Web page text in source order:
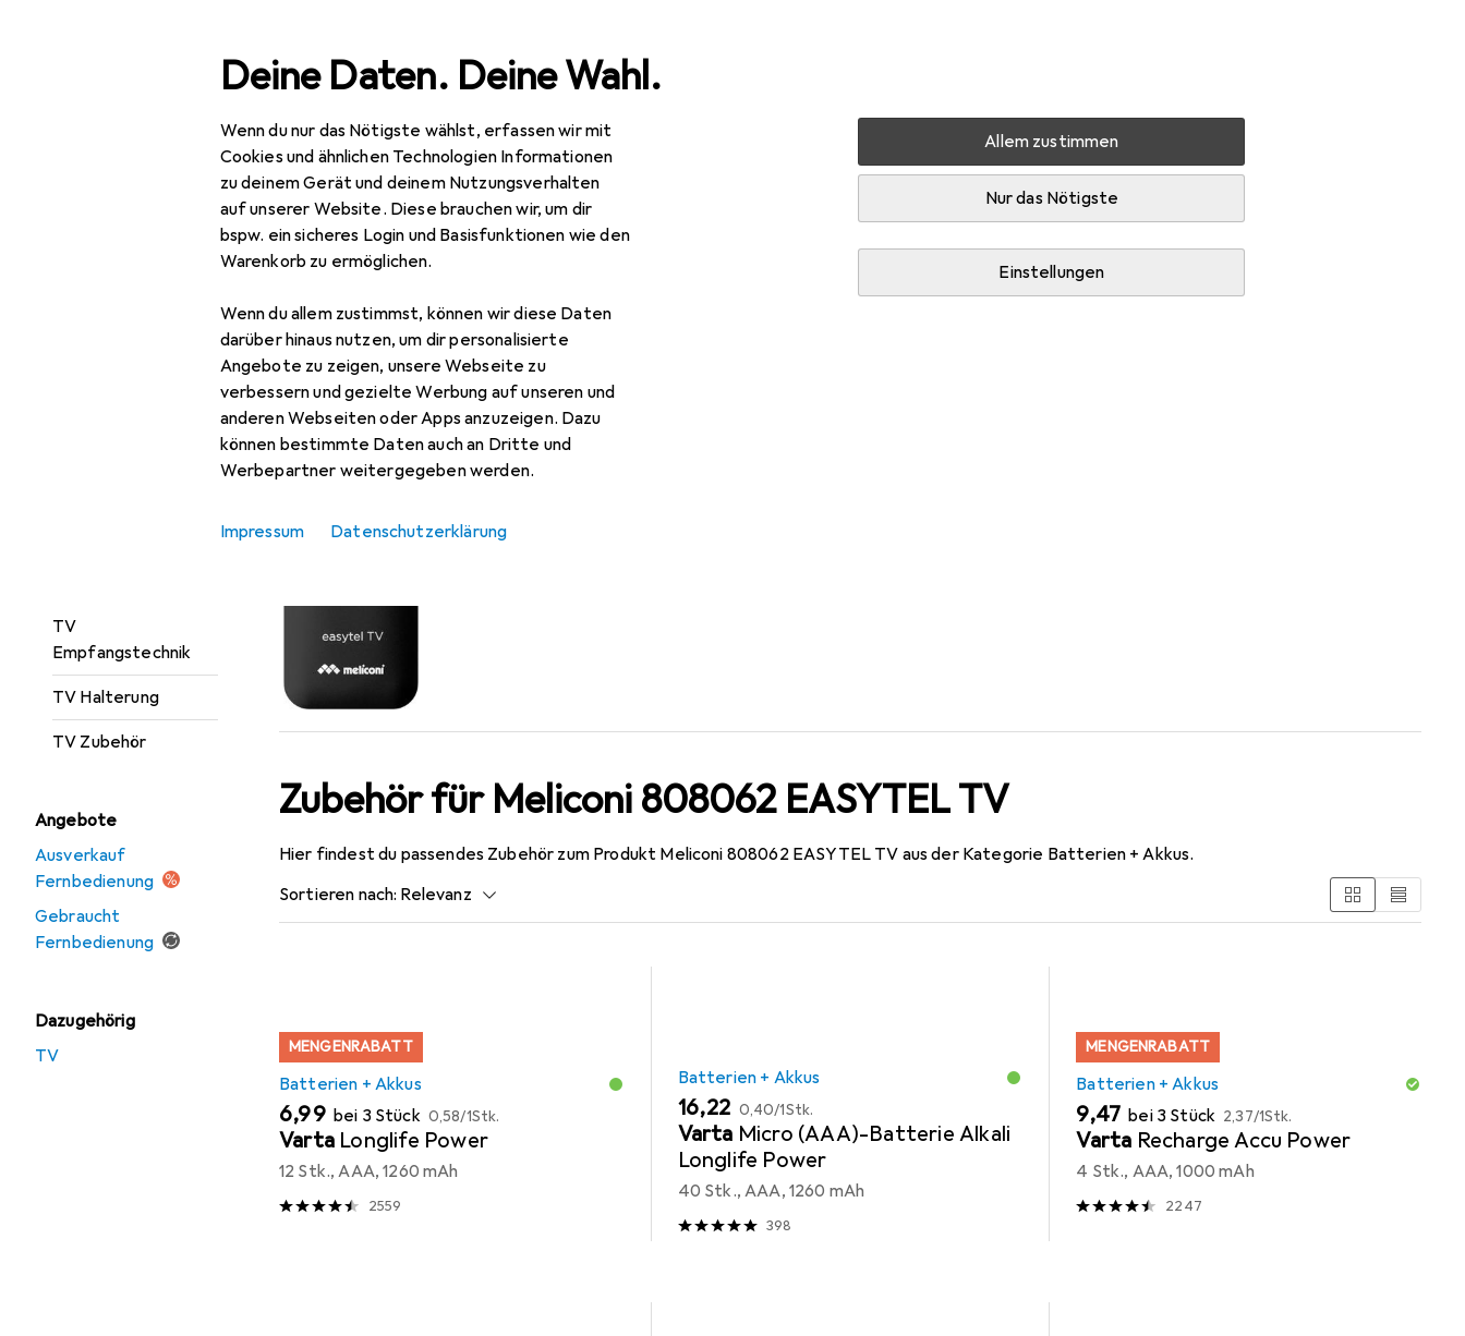
Deine Daten. Deine Wahl.
Wenn du nur das Nötigste wählst, erfassen wir mit
Cookies und ähnlichen Technologien Informationen
zu deinem Gerät und deinem Nutzungsverhalten
auf unserer Website. Diese brauchen wir, um dir
bspw. ein sicheres Login und Basisfunktionen wie den
Warenkorb zu ermöglichen.
Wenn du allem zustimmst, können wir diese Daten
darüber hinaus nutzen, um dir personalisierte
Angebote zu zeigen, unsere Webseite zu
verbessern und gezielte Werbung auf unseren und
anderen Webseiten oder Apps anzuzeigen. Dazu
können bestimmte Daten auch an Dritte und
Werbepartner weitergegeben werden.
Allem zustimmen
Nur das Nötigste
Einstellungen
Impressum Datenschutzerklärung
Navigation nach Kategorien
TV
Empfangstechnik
TV Halterung
TV Zubehör
Angebote
Ausverkauf
Fernbedienung
Gebraucht
Fernbedienung
Dazugehörig
TV
Gesamtsortiment IT + Multimedia TV + Heimkino Meliconi 808062 EASYTEL TV
EUR
18,65
Meliconi 808062 EASYTEL TV
Universal Fernbedienung, Infrarot
Zubehör für Meliconi 808062 EASYTEL TV
Hier findest du passendes Zubehör zum Produkt Meliconi 808062 EASYTEL TV aus der Kategorie Batterien + Akkus.
Sortieren nach: Relevanz
MENGENRABATT
Batterien + Akkus
EUR
6,99 bei 3 Stück EUR
0,58/1Stk.
Varta Longlife Power
12 Stk., AAA, 1260 mAh
2559
Batterien + Akkus
EUR
16,22 EUR
0,40/1Stk.
Varta Micro (AAA)-Batterie Alkali
Longlife Power
40 Stk., AAA, 1260 mAh
398
MENGENRABATT
Batterien + Akkus
EUR
9,47 bei 3 Stück EUR
2,37/1Stk.
Varta Recharge Accu Power
4 Stk., AAA, 1000 mAh
2247